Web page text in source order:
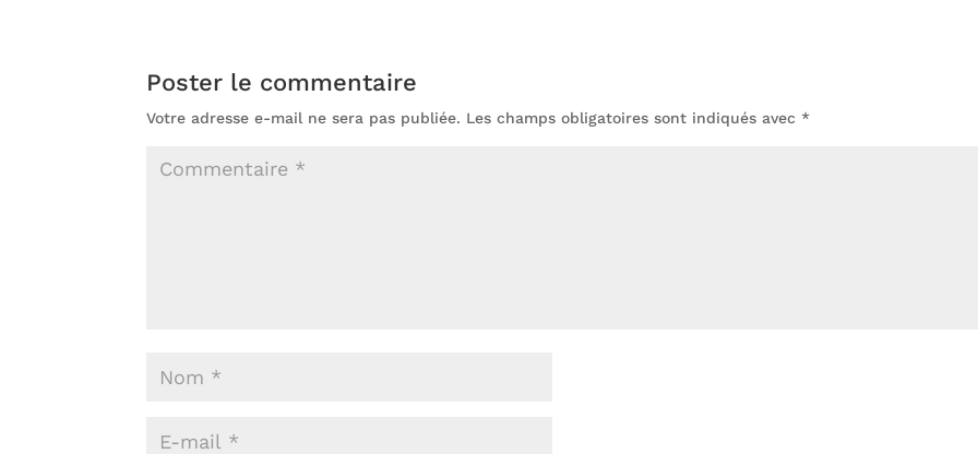
Poster le commentaire
Votre adresse e-mail ne sera pas publiée. Les champs obligatoires sont indiqués avec*